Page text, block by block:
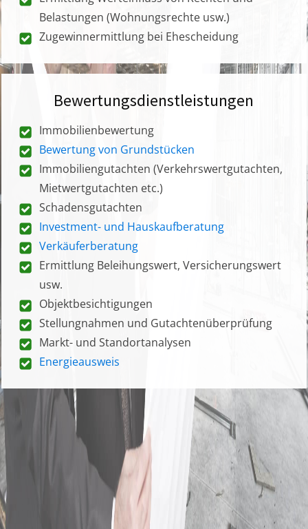
Belastungen (Wohnungsrechte usw.)
Zugewinnermittlung bei Ehescheidung
Bewertungsdienstleistungen
Immobilienbewertung
Bewertung von Grundstücken
Immobiliengutachten (Verkehrswertgutachten,
Mietwertgutachten etc.)
Schadensgutachten
Investment- und Hauskaufberatung
Verkäuferberatung
Ermittlung Beleihungswert, Versicherungswert
usw.
Objektbesichtigungen
Stellungnahmen und Gutachtenüberprüfung
Markt- und Standortanalysen
Energieausweis